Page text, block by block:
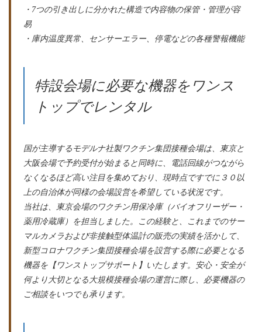
・7つの引き出しに分かれた構造で内容物の保管・管理が容
易
・庫内温度異常、センサーエラー、停電などの各種警報機能
特設会場に必要な機器をワンス
トップでレンタル
国が主導するモデルナ社製ワクチン集団接種会場は、東京と
大阪会場で予約受付が始まると同時に、電話回線がつながら
なくなるほど高い注目を集めており、現時点ですでに３０以
上の自治体が同様の会場設営を希望している状況です。
当社は、東京会場のワクチン用保冷庫（バイオフリーザー・
薬用冷蔵庫）を担当しました。この経験と、これまでのサー
マルカメラおよび非接触型体温計の販売の実績を活かして、
新型コロナワクチン集団接種会場を設営する際に必要となる
機器を【ワンストップサポート】いたします。安心・安全が
何より大切となる大規模接種会場の運営に際し、必要機器の
ご相談をいつでも承ります。